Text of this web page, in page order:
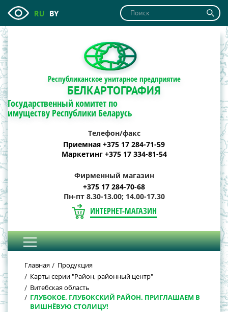
RU BY
Республиканское унитарное предприятие
БЕЛКАРТОГРАФИЯ
Государственный комитет по
имуществу Республики Беларусь
Телефон/факс
Приемная +375 17 284-71-59
Маркетинг +375 17 334-81-54
Фирменный магазин
+375 17 284-70-68
Пн-пт 8.30-13.00; 14.00-17.30
ИНТЕРНЕТ-МАГАЗИН
Главная
Продукция
Карты серии "Район, районный центр"
Витебская область
ГЛУБОКОЕ. ГЛУБОКСКИЙ РАЙОН. ПРИГЛАШАЕМ В
ВИШНЁВУЮ СТОЛИЦУ!